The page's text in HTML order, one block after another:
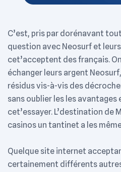
C’est, pris par dorénavant
question avec Neosurf et
cet’acceptent des français.
échanger leurs argent
résidus vis-à-vis des
sans oublier les les avantages
cet’essayer. L’destination de
casinos un tantinet a les
Quelque site internet
certainement différents